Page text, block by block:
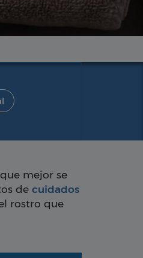
mejor se
de cuidados
rostro que